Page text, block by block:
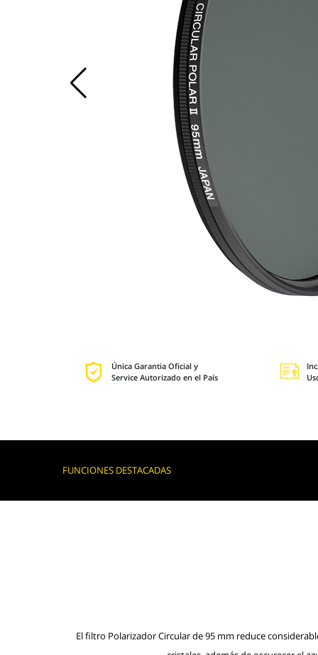
Única Garantia Oficial y
Service Autorizado en el País
FUNCIONES DESTACADAS
El filtro Polarizador Circular de 95 mm reduce